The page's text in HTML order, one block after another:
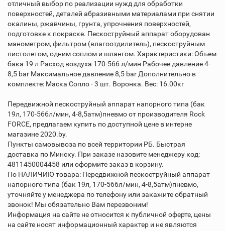
отличный выбор по реализации нужд для обработки
поверхностей, деталей абразивными материалами при снятии
окалины, ржавчины, грунта, упрочнения поверхностей,
подготовке к покраске. Пескоструйный аппарат оборудован
манометром, фильтром (влагоотдилитель), пескоструйным
пистолетом, одним соплом и шлангом. Характеристики: Объем
бака 19 л Расход воздуха 170-566 л/мин Рабочее давление 4-
8,5 bar Максимальное давление 8,5 bar Дополнительно в
комплекте: Маска Сопло - 3 шт. Воронка. Вес: 16.00кг
Передвижной пескоструйный аппарат напорного типа (бак
19л, 170-566л/мин, 4-8,5атм)пневмо от производителя Rock
FORCE, предлагаем купить по доступной цене в интерне
магазине 2020.by.
Пункты самовывоза по всей территории РБ. Быстрая
доставка по Минску. При заказе назовите менеджеру код:
4811450004458 или оформите заказ в корзину.
По НАЛИЧИЮ товара: Передвижной пескоструйный аппарат
напорного типа (бак 19л, 170-566л/мин, 4-8,5атм)пневмо,
уточняйте у менеджера по телефону или закажите обратный
звонок! Мы обязательно Вам перезвоним!
Информация на сайте не относится к публичной оферте, цены
на сайте носят информационный характер и не являются